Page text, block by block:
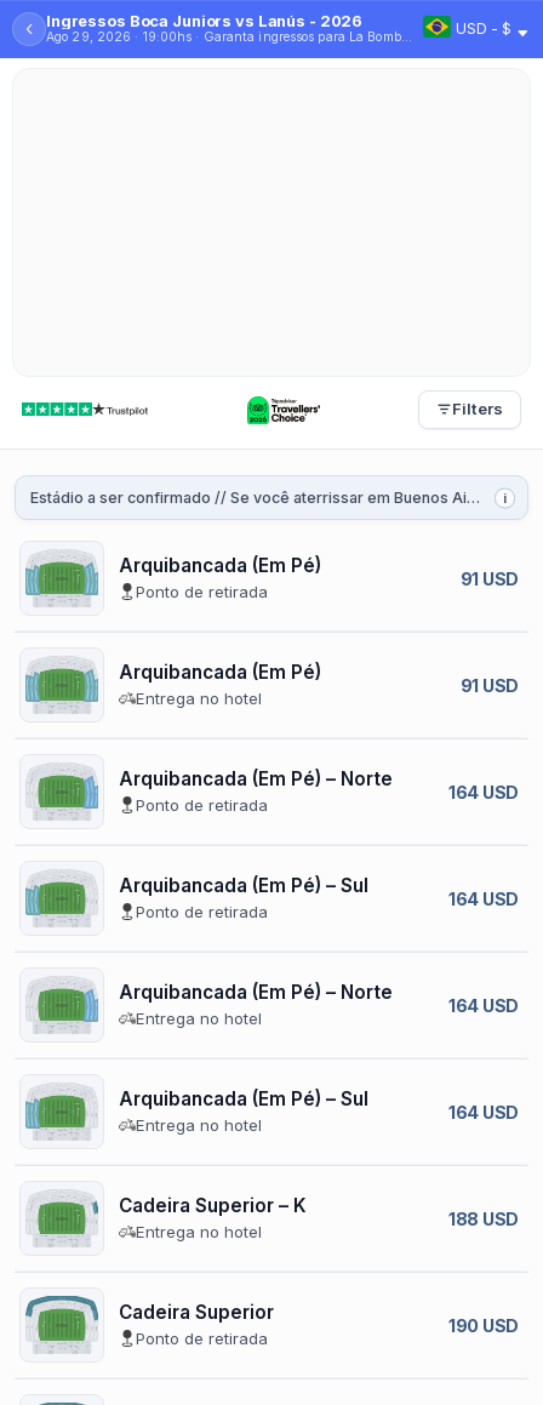
‹ Ingressos Boca Juniors vs Lanús - 2026
Ago 29, 2026 · 19:00hs · Garanta ingressos para La Bombonera – Viva o Boca Juniors ao vivo USD - $
Filters
Estádio a ser confirmado // Se você aterrissar em Buenos Aires depois das 10h da manhã, deverá comprar um ingresso com entrega em domicílio (disponível na cidade de Buenos Aires). i
Arquibancada (Em Pé)
Ponto de retirada
91 USD
Arquibancada (Em Pé)
Entrega no hotel
91 USD
Arquibancada (Em Pé) – Norte
Ponto de retirada
164 USD
Arquibancada (Em Pé) – Sul
Ponto de retirada
164 USD
Arquibancada (Em Pé) – Norte
Entrega no hotel
164 USD
Arquibancada (Em Pé) – Sul
Entrega no hotel
164 USD
Cadeira Superior – K
Entrega no hotel
188 USD
Cadeira Superior
Ponto de retirada
190 USD